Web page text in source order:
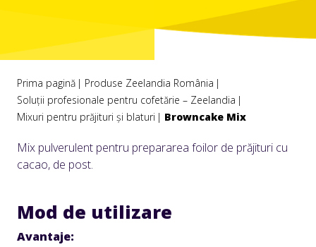
Prima pagină
Produse Zeelandia România
Soluții profesionale pentru cofetărie – Zeelandia
Mixuri pentru prăjituri și blaturi
Browncake Mix
Mix pulverulent pentru prepararea foilor de prăjituri cu
cacao, de post.
Mod de utilizare
Avantaje: